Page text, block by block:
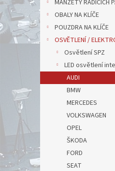
MANŽETY ŘADÍCÍCH
OBALY NA KLÍČE
POUZDRA NA KLÍČE
OSVĚTLENÍ /
Osvětlení SPZ
LED osvětlení
AUDI
BMW
MERCEDES
VOLKSWAGEN
OPEL
ŠKODA
FORD
SEAT